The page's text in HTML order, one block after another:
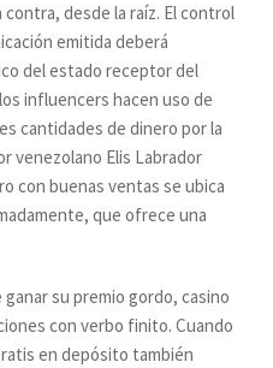
desde la raíz. El control
emitida deberá
del estado receptor del
influencers hacen uso de
cantidades de dinero por la
venezolano Elis Labrador
con buenas ventas se ubica
que ofrece una
su premio gordo, casino
con verbo finito. Cuando
en depósito también